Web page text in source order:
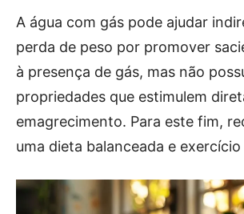
A água com gás pode ajudar
perda de peso por promover
à presença de gás, mas não
propriedades que estimulem
emagrecimento. Para este fim,
uma dieta balanceada e